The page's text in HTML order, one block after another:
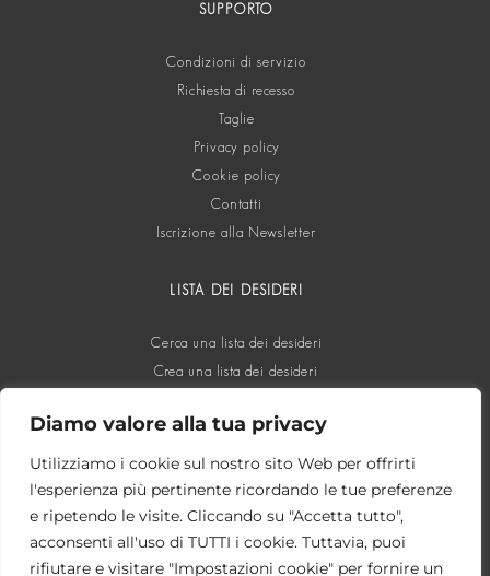
Diamo valore alla tua privacy
Utilizziamo i cookie sul nostro sito Web per offrirti
l'esperienza più pertinente ricordando le tue preferenze
e ripetendo le visite. Cliccando su "Accetta tutto",
acconsenti all'uso di TUTTI i cookie. Tuttavia, puoi
rifiutare e visitare "Impostazioni cookie" per fornire un
SUPPORTO
Condizioni di servizio
Richiesta di recesso
Taglie
Privacy policy
Cookie policy
Contatti
Iscrizione alla Newsletter
LISTA DEI DESIDERI
Cerca una lista dei desideri
Crea una lista dei desideri
SOCIAL